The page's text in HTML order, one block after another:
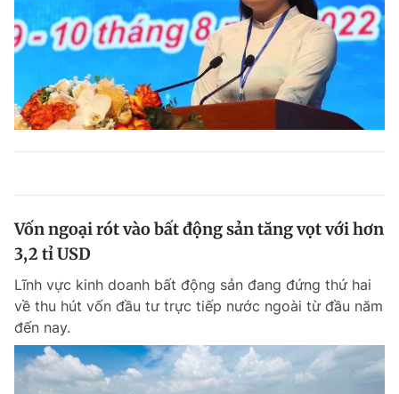
Vốn ngoại rót vào bất động sản tăng vọt với hơn
3,2 tỉ USD
Lĩnh vực kinh doanh bất động sản đang đứng thứ hai
về thu hút vốn đầu tư trực tiếp nước ngoài từ đầu năm
đến nay.